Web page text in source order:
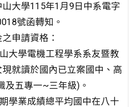
大學115年1月9日中系電字
號函轉知。
申請資格：
大學電機工程學系系友暨教
就讀於國內已立案國中、高
及五專一~三年級)。
學業成績總平均國中在八十